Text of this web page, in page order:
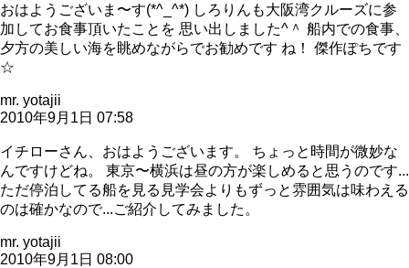
おはようございま〜す(*^_^*) しろりんも大阪湾クルーズに参
加してお食事頂いたことを 思い出しました^＾ 船内での食事、
夕方の美しい海を眺めながらでお勧めです ね！ 傑作ぽちです
☆
mr. yotajii
2010年9月1日 07:58
イチローさん、おはようございます。 ちょっと時間が微妙な
んですけどね。 東京〜横浜は昼の方が楽しめると思うのです...
ただ停泊してる船を見る見学会よりもずっと雰囲気は味わえる
のは確かなので...ご紹介してみました。
mr. yotajii
2010年9月1日 08:00